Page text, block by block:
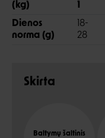
(kg)
1
Dienos
norma (g)
18-
28
Skirta
Baltymų šaltinis